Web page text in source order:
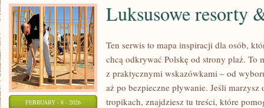
FEBRUARY - 8 - 2026
Luksusowe resorty
Ten serwis to mapa inspiracji dla osób,
chcą odkrywać Polskę od strony plaż. To
z praktycznymi wskazówkami – od
aż po bezpieczne pływanie. Jeśli
tropikach, znajdziesz tu treści, które